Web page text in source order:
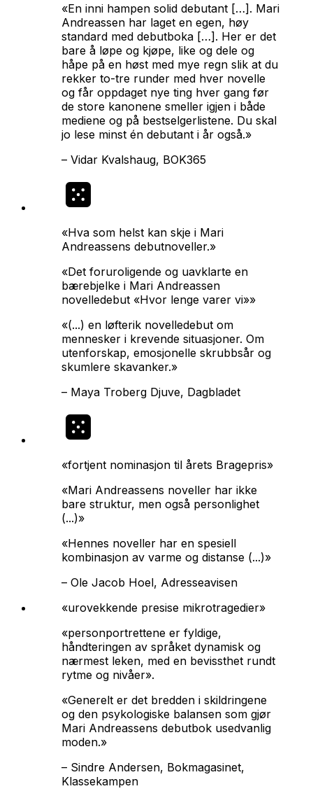
«En inni hampen solid debutant […]. Mari
Andreassen har laget en egen, høy
standard med debutboka […]. Her er det
bare å løpe og kjøpe, like og dele og
håpe på en høst med mye regn slik at du
rekker to-tre runder med hver novelle
og får oppdaget nye ting hver gang før
de store kanonene smeller igjen i både
mediene og på bestselgerlistene. Du skal
jo lese minst én debutant i år også.»
– Vidar Kvalshaug, BOK365
«Hva som helst kan skje i Mari
Andreassens debutnoveller.»
«Det foruroligende og uavklarte en
bærebjelke i Mari Andreassen
novelledebut «Hvor lenge varer vi»»
«(...) en løfterik novelledebut om
mennesker i krevende situasjoner. Om
utenforskap, emosjonelle skrubbsår og
skumlere skavanker.»
– Maya Troberg Djuve, Dagbladet
«fortjent nominasjon til årets Bragepris»
«Mari Andreassens noveller har ikke
bare struktur, men også personlighet
(...)»
«Hennes noveller har en spesiell
kombinasjon av varme og distanse (...)»
– Ole Jacob Hoel, Adresseavisen
«urovekkende presise mikrotragedier»
«personportrettene er fyldige,
håndteringen av språket dynamisk og
nærmest leken, med en bevissthet rundt
rytme og nivåer».
«Generelt er det bredden i skildringene
og den psykologiske balansen som gjør
Mari Andreassens debutbok usedvanlig
moden.»
– Sindre Andersen, Bokmagasinet,
Klassekampen